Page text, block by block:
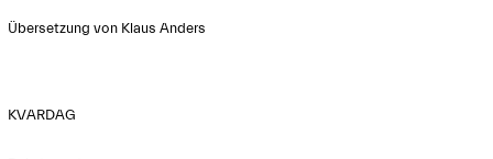
Übersetzung von Klaus Anders
KVARDAG